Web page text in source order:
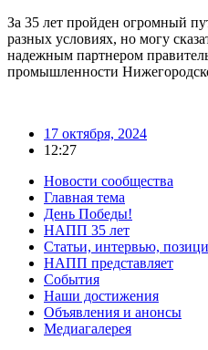
За 35 лет пройден огромный
разных условиях, но могу
надежным партнером
промышленности
17 октября, 2024
12:27
Новости сообщества
Главная тема
День Победы!
НАПП 35 лет
Статьи, интервью,
НАПП представляет
События
Наши достижения
Объявления и анонсы
Медиагалерея